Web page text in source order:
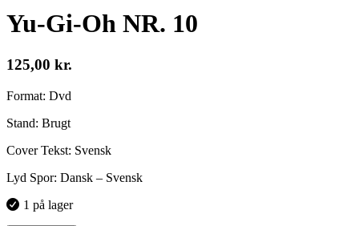
Yu-Gi-Oh NR. 10
125,00 kr.
Format: Dvd
Stand: Brugt
Cover Tekst: Svensk
Lyd Spor: Dansk – Svensk
1 på lager